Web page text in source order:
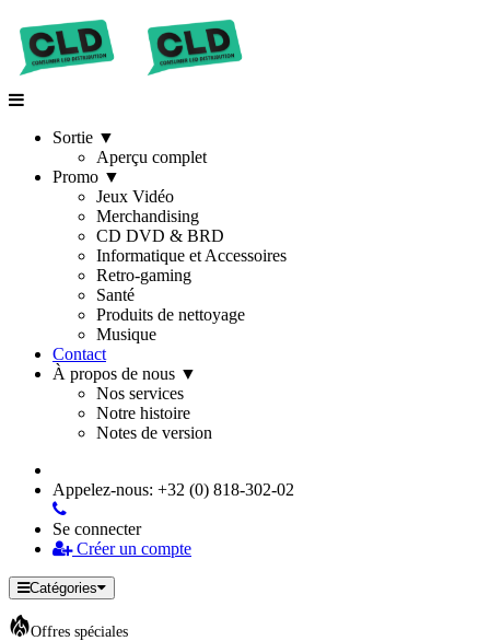
Sortie ▼
Aperçu complet
Promo ▼
Jeux Vidéo
Merchandising
CD DVD & BRD
Informatique et Accessoires
Retro-gaming
Santé
Produits de nettoyage
Musique
Contact
À propos de nous ▼
Nos services
Notre histoire
Notes de version
Appelez-nous: +32 (0) 818-302-02
Se connecter
Créer un compte
Catégories
Offres spéciales